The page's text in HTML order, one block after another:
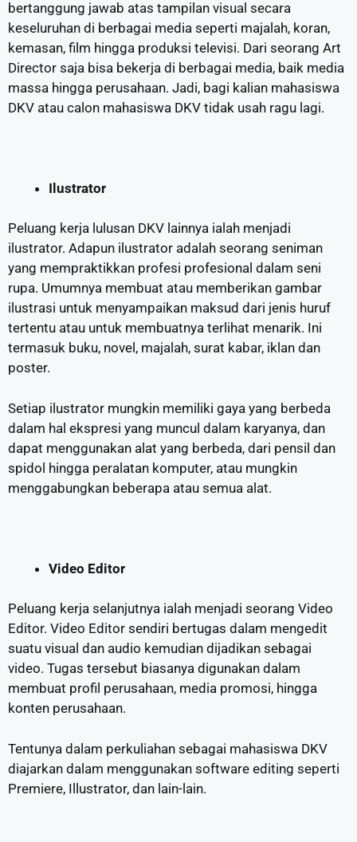
bertanggung jawab atas tampilan visual secara
keseluruhan di berbagai media seperti majalah, koran,
kemasan, film hingga produksi televisi. Dari seorang Art
Director saja bisa bekerja di berbagai media, baik media
massa hingga perusahaan. Jadi, bagi kalian mahasiswa
DKV atau calon mahasiswa DKV tidak usah ragu lagi.
Ilustrator
Peluang kerja lulusan DKV lainnya ialah menjadi
ilustrator. Adapun ilustrator adalah seorang seniman
yang mempraktikkan profesi profesional dalam seni
rupa. Umumnya membuat atau memberikan gambar
ilustrasi untuk menyampaikan maksud dari jenis huruf
tertentu atau untuk membuatnya terlihat menarik. Ini
termasuk buku, novel, majalah, surat kabar, iklan dan
poster.
Setiap ilustrator mungkin memiliki gaya yang berbeda
dalam hal ekspresi yang muncul dalam karyanya, dan
dapat menggunakan alat yang berbeda, dari pensil dan
spidol hingga peralatan komputer, atau mungkin
menggabungkan beberapa atau semua alat.
Video Editor
Peluang kerja selanjutnya ialah menjadi seorang Video
Editor. Video Editor sendiri bertugas dalam mengedit
suatu visual dan audio kemudian dijadikan sebagai
video. Tugas tersebut biasanya digunakan dalam
membuat profil perusahaan, media promosi, hingga
konten perusahaan.
Tentunya dalam perkuliahan sebagai mahasiswa DKV
diajarkan dalam menggunakan software editing seperti
Premiere, Illustrator, dan lain-lain.